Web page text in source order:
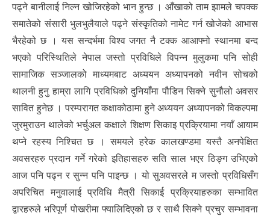
पढ्ने बानीलाई निल्न खोजिरहेको भान हुन्छ । आँखाको ताम झामले चपक्क
समातेको संसारी भुलभुलैयाले पढ्ने संस्कृतिको नामेट गर्न खोजेको आभास
भैरहेको छ । यस सन्दर्भमा विश्व जगत नै टक्क आआफ्नो स्थानमा बन्द
भएको परिस्थितिले नेपाल जस्तो प्रविधिले विपन्न मुलुकमा पनि सोही
सामाजिक सञ्जालको माध्यमबाट अध्ययन अध्यापनको नवीन सोचको
थालनी हुनु हाम्रा लागि प्रविधिको दुनियाँमा पौडिन सिक्ने सुनौलो अवसर
सावित हुनेछ । परम्परागत कक्षाकोठामा हुने अध्ययन अध्यापनको विकल्पमा
जुरमुराउन थालेको भर्चुअल कक्षाले शिक्षण सिकाइ प्रक्रियामा नयाँ आयाम
थप्ने रहस्य निश्चित छ । समयले हरेक कालखण्डमा यस्तै अनपेक्षित
अवसरहरु प्रदान गर्ने गरेको इतिहासहरु सति साल भएर ठिङ्ग उभिएको
आज पनि पढ्न र सुन्न पनि पाइन्छ । यो सुअवसरले म जस्तो प्रविधिसँग
अपरिचित मनुवालाई प्रविधि मैत्री सिकाई प्रक्रियाहरुका सम्भावित
द्वारहरुले भरिपूर्ण पोखरीमा फ्यालिदिएको छ र साथै सिक्ने प्रचुर सम्भावना